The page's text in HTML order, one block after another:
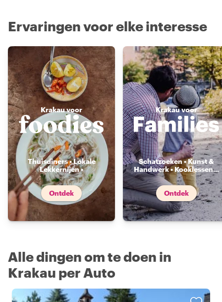
Ervaringen voor elke interesse
Krakau voor
Thuisdiners • Lokale
Lekkernijen •
Voedselmarkten...
Ontdek
Krakau voor
Schatzoeken • Kunst &
Handwerk • Kooklessen...
Ontdek
Alle dingen om te doen in
Krakau per Auto